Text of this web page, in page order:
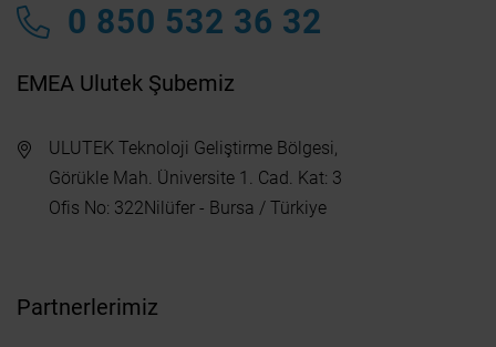
0 850 532 36 32
EMEA Ulutek Şubemiz
ULUTEK Teknoloji Geliştirme Bölgesi,
Görükle Mah. Üniversite 1. Cad. Kat: 3
Ofis No: 322Nilüfer - Bursa / Türkiye
Partnerlerimiz